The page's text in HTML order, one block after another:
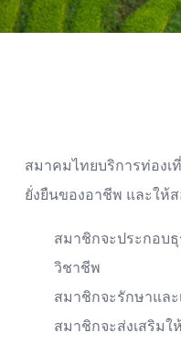
สมาคมไทยบริการท่องเ
ยั่งยืนของอาชีพ และให้
สมาชิกจะประกอบ
วิชาชีพ
สมาชิกจะรักษาแล
สมาชิกจะส่งเสริม